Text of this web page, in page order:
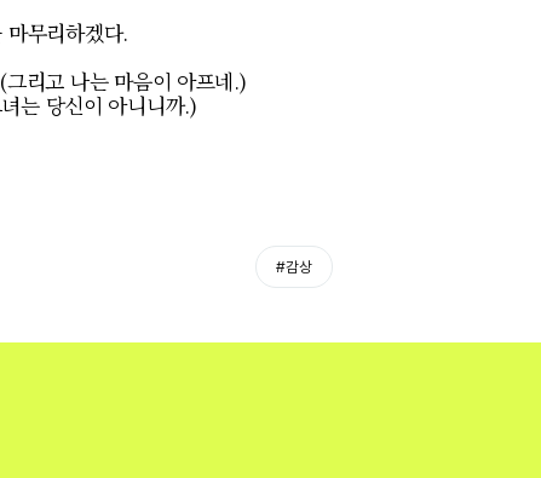
마무리하겠다.
그리고 나는 마음이 아프네.)
는 당신이 아니니까.)
#감상